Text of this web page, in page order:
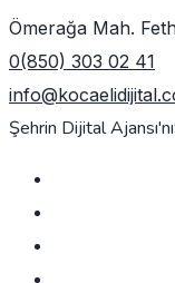
Ömerağa Mah.
0(850) 303 02 41
Şehrin Dijital Ajansı'nı